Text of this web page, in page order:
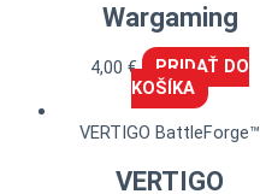
Wargaming
4,00€
PRIDAŤ DO
KOŠÍKA
VERTIGO BattleForge™
VERTIGO